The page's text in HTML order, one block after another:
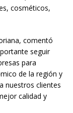
cosméticos,
comentó
seguir
para
de la región y
nuestros clientes
calidad y